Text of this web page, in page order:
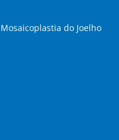
Mosaicoplastia do Joelho